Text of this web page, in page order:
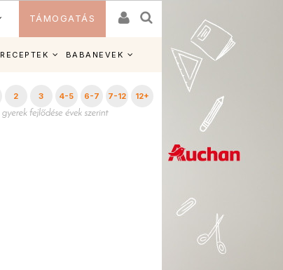
TÁMOGATÁS
RECEPTEK BABANEVEK
2 3 4-5 6-7 7-12 12+